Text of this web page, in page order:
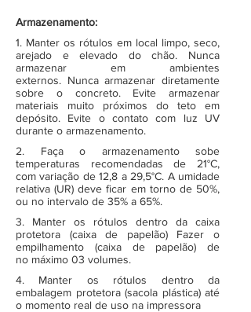
Armazenamento:
1. Manter os rótulos em local limpo, seco,
arejado e elevado do chão. Nunca
armazenar em ambientes
externos. Nunca armazenar diretamente
sobre o concreto. Evite armazenar
materiais muito próximos do teto em
depósito. Evite o contato com luz UV
durante o armazenamento.
2. Faça o armazenamento sobe
temperaturas recomendadas de 21°C,
com variação de 12,8 a 29,5°C. A umidade
relativa (UR) deve ficar em torno de 50%,
ou no intervalo de 35% a 65%.
3. Manter os rótulos dentro da caixa
protetora (caixa de papelão) Fazer o
empilhamento (caixa de papelão) de
no máximo 03 volumes.
4. Manter os rótulos dentro da
embalagem protetora (sacola plástica) até
o momento real de uso na impressora